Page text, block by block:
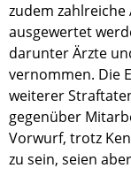
zudem
ausgewertet
darunter Ärzte
vernommen. Die
weiterer
gegenüber
Vorwurf, trotz
zu sein, seien